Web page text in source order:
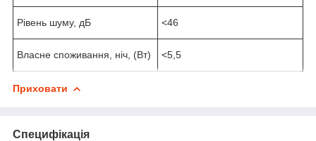
Рівень шуму, дБ <46
Власне споживання, ніч, (Вт) <5,5
Приховати
Специфікація